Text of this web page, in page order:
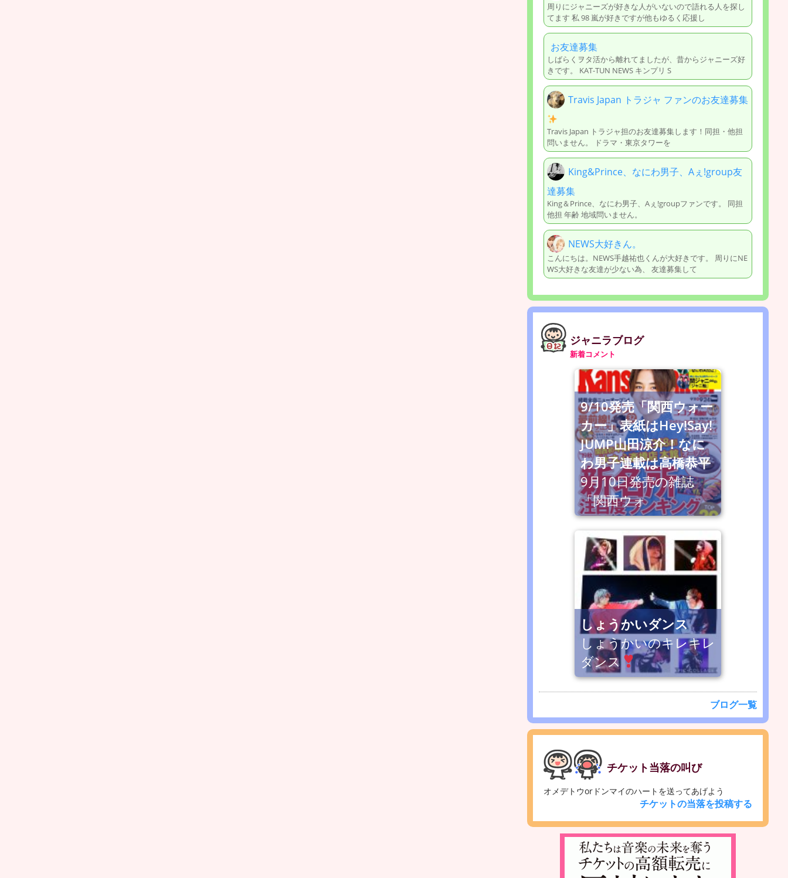
周りにジャニーズが好きな人がいないので語れる人を探し
てます 私 98 嵐が好きですが他もゆるく応援し
お友達募集
しばらくヲタ活から離れてましたが、昔からジャニーズ好
きです。 KAT-TUN NEWS キンプリ S
Travis Japan トラジャ ファンのお友達募集
Travis Japan トラジャ担のお友達募集します！同担・他担
問いません。 ドラマ・東京タワーを
King&Prince、なにわ男子、Aぇ!group友
達募集
King＆Prince、なにわ男子、Aぇ!groupファンです。 同担
他担 年齢 地域問いません。
NEWS大好きん。
こんにちは。NEWS手越祐也くんが大好きです。 周りにNE
WS大好きな友達が少ない為、 友達募集して
ジャニラブログ
新着コメント
9/10発売「関西ウォー
カー」表紙はHey!Say!
JUMP山田涼介！なに
わ男子連載は高橋恭平
9月10日発売の雑誌
「関西ウォ
しょうかいダンス
しょうかいのキレキレ
ダンス
ブログ一覧
チケット当落の叫び
オメデトウorドンマイのハートを送ってあげよう
チケットの当落を投稿する